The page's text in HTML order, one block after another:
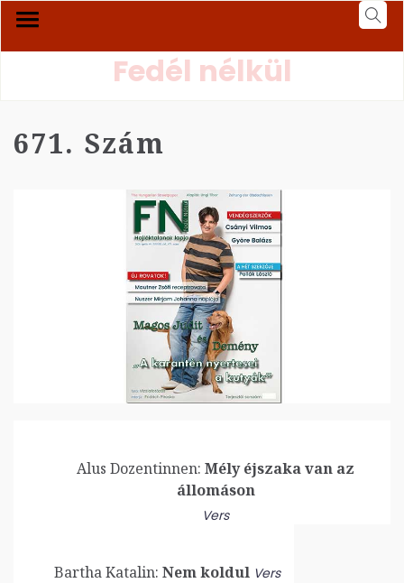
Fedél nélkül
671. Szám
Alus Dozentinnen: Mély éjszaka van az
állomáson
Vers
Bartha Katalin: Nem koldul Vers